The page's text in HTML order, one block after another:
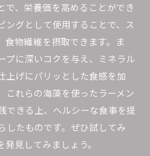
で、栄養価を高めることができ
ングとして使用することで、ス
食物繊維を摂取できます。ま
プに深いコクを与え、ミネラル
上げにパリッとした食感を加
これらの海藻を使ったラーメン
できる上、ヘルシーな食事を提
したものです。ぜひ試してみ
見してみましょう。